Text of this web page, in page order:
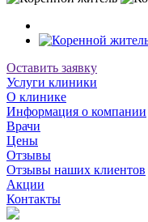
Оставить заявку
Услуги клиники
О клинике
Информация о компании
Врачи
Цены
Отзывы
Отзывы наших клиентов
Акции
Контакты